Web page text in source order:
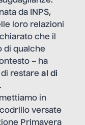
da INPS,
loro relazioni
che il
di qualche
– ha
restare al di
.
in
versate
Primavera